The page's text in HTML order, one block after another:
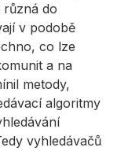
do
v podobě
co lze
a na
metody,
algoritmy
vyhledávačů